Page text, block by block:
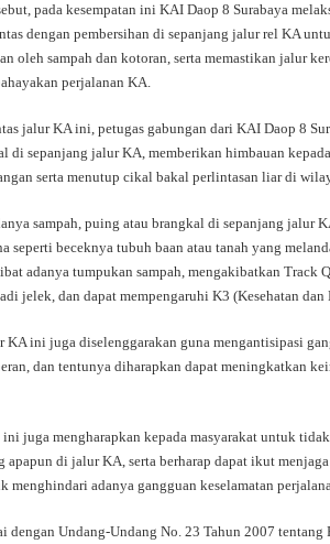
pada kesempatan ini KAI Daop 8 Surabaya
dengan pembersihan di sepanjang jalur rel KA
oleh sampah dan kotoran, serta memastikan jalur
perjalanan KA.
jalur KA ini, petugas gabungan dari KAI Daop 8
di sepanjang jalur KA, memberikan himbauan
serta menutup cikal bakal perlintasan liar di
sampah, puing atau brangkal di sepanjang jalur
seperti beceknya tubuh baan atau tanah yang
adanya tumpukan sampah, mengakibatkan Track
jelek, dan dapat mempengaruhi K3 (Kesehatan dan
KA ini juga diselenggarakan guna mengantisipasi
dan tentunya diharapkan dapat meningkatkan
juga mengharapkan kepada masyarakat untuk
apapun di jalur KA, serta berharap dapat ikut
adanya gangguan keselamatan
dengan Undang-Undang No. 23 Tahun 2007 tentang